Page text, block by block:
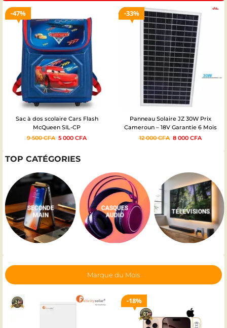
47%
Sac à dos scolaire Cars Flash
McQueen SIL-CP
9 500CFA 5 000 CFA
33%
Panneau Solaire JZ 30W Prix
Cameroun – 18V Garantie 6 Mois
12 000CFA 8 000 CFA
TOP CATÉGORIES
CASQUES
AUDIO
TÉLÉVISIONS
ÉLECTROMÉNAGER
Marque du Mois
18%